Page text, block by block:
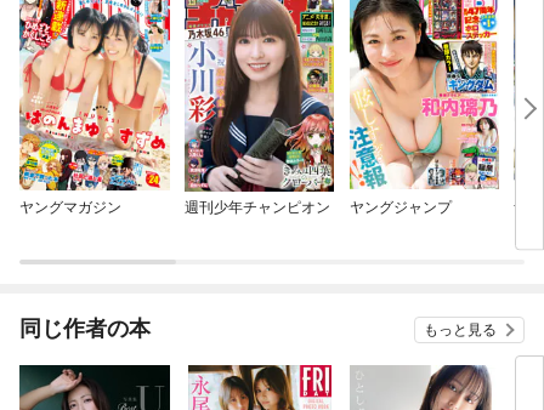
ヤングマガジン 週刊少年チャンピオン ヤングジャンプ
ザ
ｏ
同じ作者の本 もっと見る